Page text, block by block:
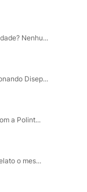
Nenhu...
Disep...
a Polint...
o mes...